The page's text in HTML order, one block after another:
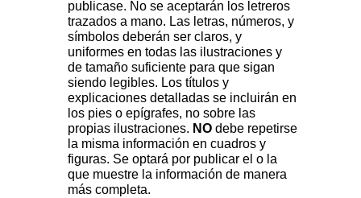
publicase. No se aceptarán los letreros
trazados a mano. Las letras, números, y
símbolos deberán ser claros, y
uniformes en todas las ilustraciones y
de tamaño suficiente para que sigan
siendo legibles. Los títulos y
explicaciones detalladas se incluirán en
los pies o epígrafes, no sobre las
propias ilustraciones. NO debe repetirse
la misma información en cuadros y
figuras. Se optará por publicar el o la
que muestre la información de manera
más completa.